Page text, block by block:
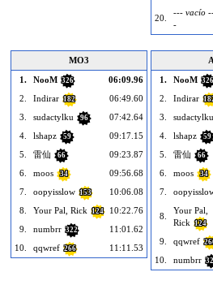
20.
--- vacío
-
MO3
1.
NooM 326
06:09.96
2.
Indirar 182
06:49.60
3.
sudactylku 96
07:42.64
4.
lshapz 59
09:17.15
5.
雷仙 66
09:23.87
6.
moos 34
09:56.68
7.
oopyisslow 153
10:06.08
8.
Your Pal, Rick 124
10:22.76
9.
numbrr 322
11:01.62
10.
qqwref 266 11:11.53
1.
NooM 326
2.
Indirar
3.
sudactylku
4.
lshapz 59
5.
雷仙 66
6.
moos 34
7.
8.
Your Pal,
Rick 124
9. qqwref
10.
numbrr